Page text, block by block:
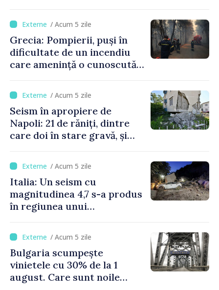
/ Acum 5 zile
Grecia: Pompierii, puși în
dificultate de un incendiu
care amenință o cunoscută
/ Acum 5 zile
Seism în apropiere de
Napoli: 21 de răniți, dintre
care doi în stare gravă, și
/ Acum 5 zile
Italia: Un seism cu
magnitudinea 4,7 s-a produs
în regiunea unui
de Napoli
/ Acum 5 zile
Bulgaria scumpește
vinietele cu 30% de la 1
august. Care sunt noile